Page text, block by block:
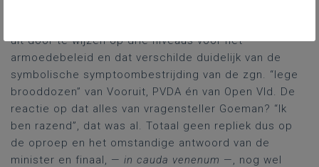
uit door te wijzen op drie niveaus voor het
armoedebeleid en dat verschilde duidelijk van de
symbolische symptoombestrijding van de zgn. “lege
brooddozen” van Vooruit, PVDA én van Open Vld. De
reactie op dat alles van vragensteller Goeman? “Ik
ben razend”, dat was al. Totaal geen repliek dus op
de oproep en het omstandige antwoord van de
minister en finaal, — in cauda venenum —, nog wel